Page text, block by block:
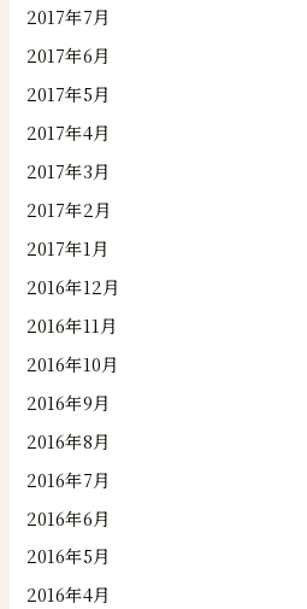
2017年7月
2017年6月
2017年5月
2017年4月
2017年3月
2017年2月
2017年1月
2016年12月
2016年11月
2016年10月
2016年9月
2016年8月
2016年7月
2016年6月
2016年5月
2016年4月